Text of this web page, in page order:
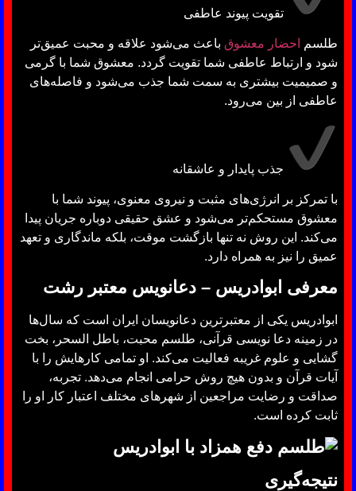
تقویت پیوند عاطفی
طلسم احضار معشوق باعث می‌شود علاقه و محبت عمیق‌تر
شود و ارتباط عاطفی شما تقویت گردد. معشوق شما با گرمی
و صمیمیت بیشتری به سمت شما جذب می‌شود و فاصله‌های
عاطفی از بین می‌رود.
جذب پایدار و عاشقانه
با تمرکز بر انرژی‌های مثبت و نیروی معنوی، پیوند شما با
معشوق مستحکم‌تر می‌شود و عشق حقیقی دوباره جریان پیدا
می‌کند. این روش نه تنها بازگشت موقت، بلکه ماندگاری و تعهد
عمیق را نیز به همراه دارد.
معرفی ابوادریس – دعانویس معتبر رشت
ابوادریس یکی از معتبرترین دعانویسان ایران است که سال‌ها
در زمینه دعا نویسی قرآنی، طلسم محبت، باطل السحر، بخت
گشایی و علوم غریبه فعالیت می‌کند. او تمامی کارهایش را با
آیات قرآن و بدون هیچ روش حرامی انجام می‌دهد. تجربه،
صداقت و رضایت مراجعین از شهرهای مختلف اعتبار کار او را
ثابت کرده است.
نتیجه‌گیری